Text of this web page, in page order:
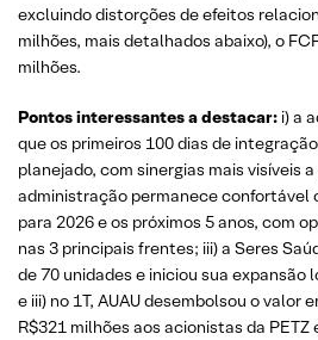
excluindo distorções de efeitos
milhões, mais detalhados abaixo), o
milhões.
Pontos interessantes a destacar: i) a
que os primeiros 100 dias de
planejado, com sinergias mais visíveis
administração permanece confortável
para 2026 e os próximos 5 anos, com
nas 3 principais frentes; iii) a Seres
de 70 unidades e iniciou sua
e iii) no 1T, AUAU desembolsou o valor
R$321 milhões aos acionistas da PETZ